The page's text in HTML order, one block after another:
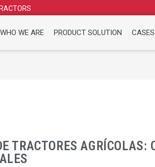
WHO WE ARE PRODUCT SOLUTION CASES
TRACTORES AGRÍCOLAS: